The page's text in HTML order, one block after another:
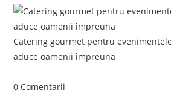
Catering gourmet pentru
aduce oamenii împreună
0 Comentarii